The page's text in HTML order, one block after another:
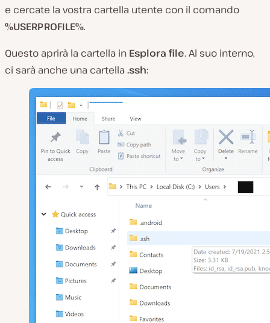
e cercate la vostra cartella utente con il comando
%USERPROFILE%.
Questo aprirà la cartella in Esplora file. Al suo interno,
ci sarà anche una cartella .ssh: